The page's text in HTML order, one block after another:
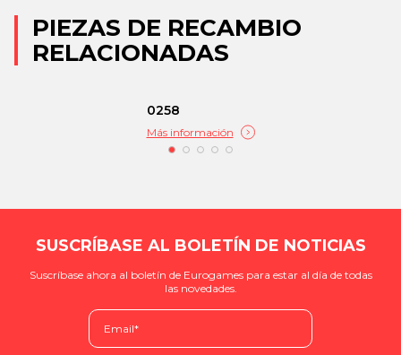
PIEZAS DE RECAMBIO
RELACIONADAS
0258
Más información
SUSCRÍBASE AL BOLETÍN DE NOTICIAS
Suscríbase ahora al boletín de Eurogames para estar al día de todas
las novedades.